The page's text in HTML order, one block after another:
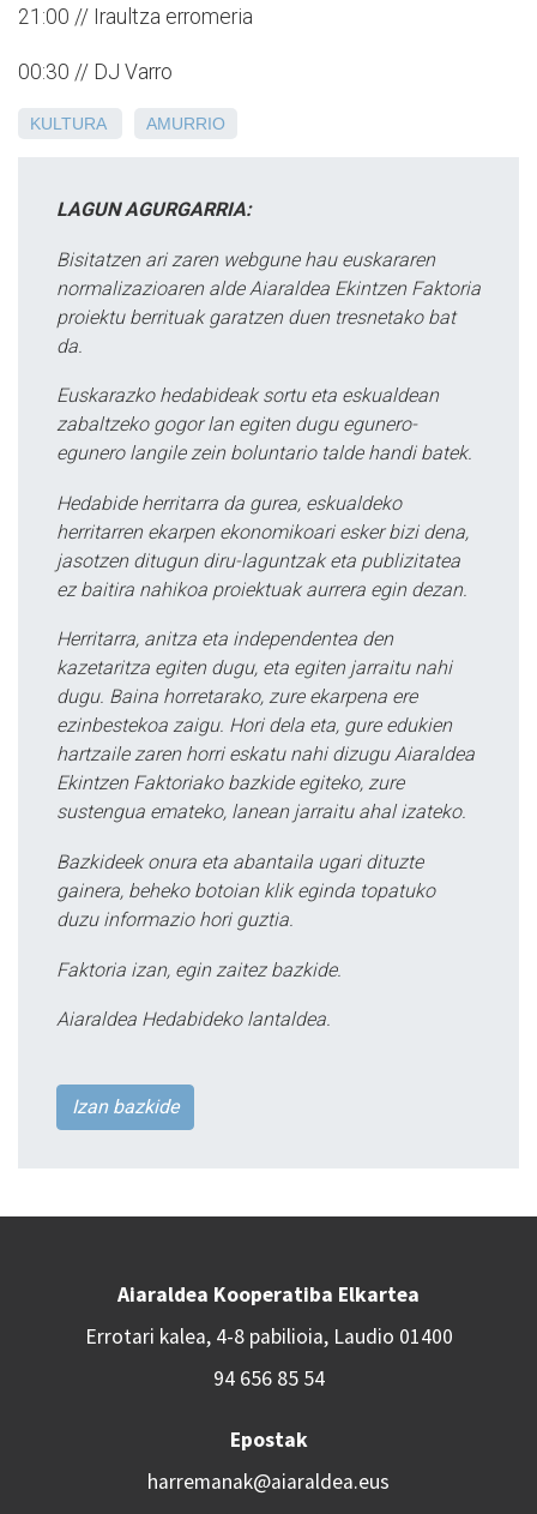
21:00 // Iraultza erromeria
00:30 // DJ Varro
KULTURA AMURRIO
LAGUN AGURGARRIA:
Bisitatzen ari zaren webgune hau euskararen
normalizazioaren alde Aiaraldea Ekintzen Faktoria
proiektu berrituak garatzen duen tresnetako bat
da.
Euskarazko hedabideak sortu eta eskualdean
zabaltzeko gogor lan egiten dugu egunero-
egunero langile zein boluntario talde handi batek.
Hedabide herritarra da gurea, eskualdeko
herritarren ekarpen ekonomikoari esker bizi dena,
jasotzen ditugun diru-laguntzak eta publizitatea
ez baitira nahikoa proiektuak aurrera egin dezan.
Herritarra, anitza eta independentea den
kazetaritza egiten dugu, eta egiten jarraitu nahi
dugu. Baina horretarako, zure ekarpena ere
ezinbestekoa zaigu. Hori dela eta, gure edukien
hartzaile zaren horri eskatu nahi dizugu Aiaraldea
Ekintzen Faktoriako bazkide egiteko, zure
sustengua emateko, lanean jarraitu ahal izateko.
Bazkideek onura eta abantaila ugari dituzte
gainera, beheko botoian klik eginda topatuko
duzu informazio hori guztia.
Faktoria izan, egin zaitez bazkide.
Aiaraldea Hedabideko lantaldea.
Izan bazkide
Aiaraldea Kooperatiba Elkartea
Errotari kalea, 4-8 pabilioia, Laudio 01400
94 656 85 54
Epostak
harremanak@aiaraldea.eus